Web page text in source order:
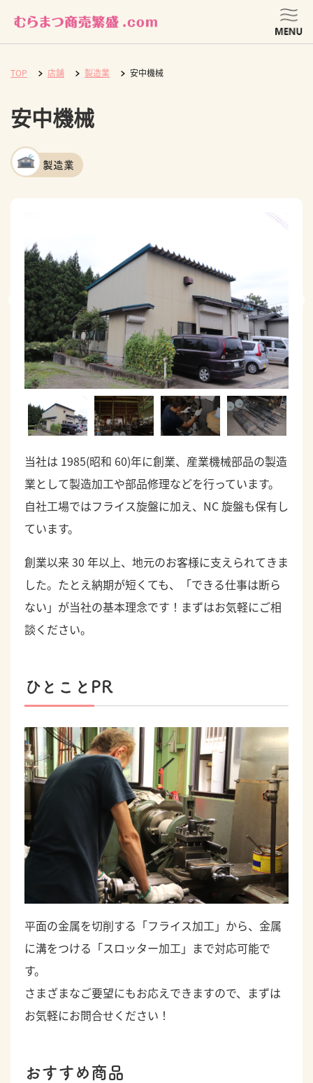
TOP 店舗 製造業 安中機械
安中機械
製造業
当社は 1985(昭和 60)年に創業、産業機械部品の製造
業として製造加工や部品修理などを行っています。
自社工場ではフライス旋盤に加え、NC 旋盤も保有し
ています。
創業以来 30 年以上、地元のお客様に支えられてきま
した。たとえ納期が短くても、「できる仕事は断ら
ない」が当社の基本理念です！まずはお気軽にご相
談ください。
ひとことPR
平面の金属を切削する「フライス加工」から、金属
に溝をつける「スロッター加工」まで対応可能で
す。
さまざまなご要望にもお応えできますので、まずは
お気軽にお問合せください！
おすすめ商品